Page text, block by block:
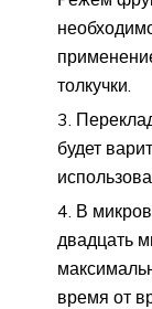
толкучки.
будет
В
двадцать
время от